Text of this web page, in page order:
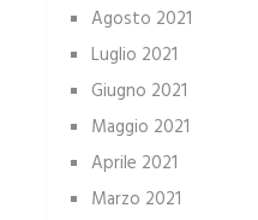
Agosto 2021
Luglio 2021
Giugno 2021
Maggio 2021
Aprile 2021
Marzo 2021